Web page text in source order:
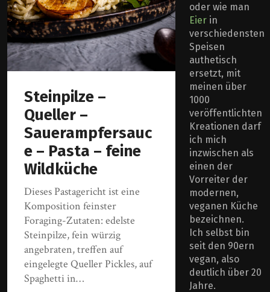
Steinpilze –
Queller –
Sauerampfersauc
e – Pasta – feine
Wildküche
Dieses Pastagericht ist eine
Komposition feinster
Foraging-Zutaten: edelste
Steinpilze, fein würzig
angebraten, treffen auf
eingelegte Queller Pickles, auf
Spaghetti in…
oder wie man
Eierin
verschiedensten
Speisen
authetisch
ersetzt, mit
meinen über
1000
veröffentlichten
Kreationen darf
ich mich
inzwischen als
einen der
Vorreiter der
modernen,
veganen Küche
bezeichnen.
Ich selbst bin
seit den 90ern
vegan, also
deutlich über 20
Jahre.